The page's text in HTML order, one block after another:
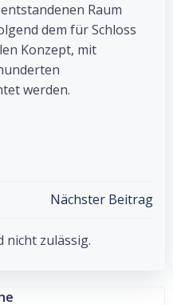
Raum
dem für Schloss
Konzept, mit
werden.
PostNächster Beitrag
nicht zulässig.